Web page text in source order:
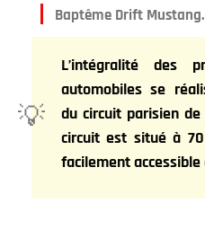
Baptême Drift Mustang.
L’intégralité des
automobiles se
du circuit parisien de
circuit est situé à
facilement